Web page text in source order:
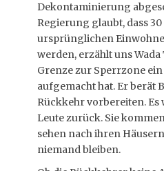
Dekontaminierung
Regierung glaubt, dass
ursprünglichen
werden, erzählt uns
Grenze zur Sperrzone
aufgemacht hat. Er berät
Rückkehr vorbereiten. Es
Leute zurück. Sie
sehen nach ihren
niemand bleiben.